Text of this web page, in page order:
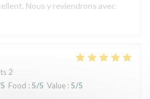
Nous y reviendrons avec
2
Food : 5/5 Value : 5/5